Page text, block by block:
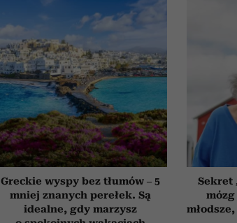
Greckie wyspy bez tłumów – 5
mniej znanych perełek. Są
idealne, gdy marzysz
Sekret